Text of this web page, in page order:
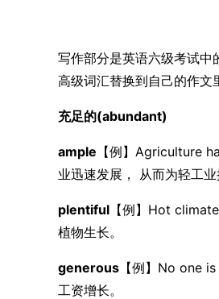
写作部分是英语六级考试中
高级词汇替换到自己的作文
充足的(abundant)
ample 【例】Agriculture
业迅速发展， 从而为轻工业
plentiful 【例】Hot
植物生长。
generous 【例】No one
工资增长。